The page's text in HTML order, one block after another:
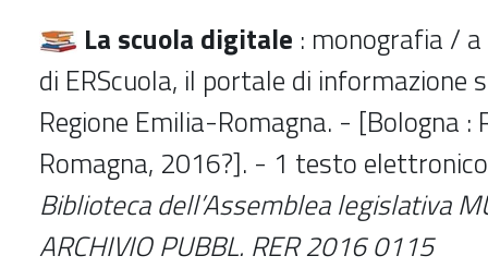
La scuola digitale : monografia /
di ERScuola, il portale di informazione
Regione Emilia-Romagna. - [Bologna :
Romagna, 2016?]. - 1 testo
Biblioteca dell’Assemblea legislativa
ARCHIVIO PUBBL. RER 2016 0115